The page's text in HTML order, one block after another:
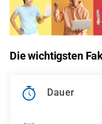
Die wichtigsten
Dauer